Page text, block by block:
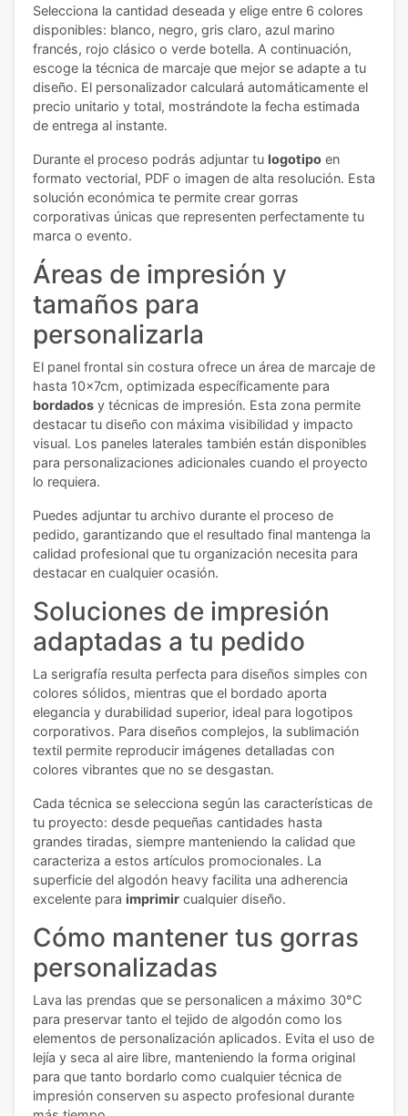
Selecciona la cantidad deseada y elige entre 6 colores
disponibles: blanco, negro, gris claro, azul marino
francés, rojo clásico o verde botella. A continuación,
escoge la técnica de marcaje que mejor se adapte a tu
diseño. El personalizador calculará automáticamente el
precio unitario y total, mostrándote la fecha estimada
de entrega al instante.
Durante el proceso podrás adjuntar tu logotipo en
formato vectorial, PDF o imagen de alta resolución. Esta
solución económica te permite crear gorras
corporativas únicas que representen perfectamente tu
marca o evento.
Áreas de impresión y
tamaños para
personalizarla
El panel frontal sin costura ofrece un área de marcaje de
hasta 10x7cm, optimizada específicamente para
bordados y técnicas de impresión. Esta zona permite
destacar tu diseño con máxima visibilidad y impacto
visual. Los paneles laterales también están disponibles
para personalizaciones adicionales cuando el proyecto
lo requiera.
Puedes adjuntar tu archivo durante el proceso de
pedido, garantizando que el resultado final mantenga la
calidad profesional que tu organización necesita para
destacar en cualquier ocasión.
Soluciones de impresión
adaptadas a tu pedido
La serigrafía resulta perfecta para diseños simples con
colores sólidos, mientras que el bordado aporta
elegancia y durabilidad superior, ideal para logotipos
corporativos. Para diseños complejos, la sublimación
textil permite reproducir imágenes detalladas con
colores vibrantes que no se desgastan.
Cada técnica se selecciona según las características de
tu proyecto: desde pequeñas cantidades hasta
grandes tiradas, siempre manteniendo la calidad que
caracteriza a estos artículos promocionales. La
superficie del algodón heavy facilita una adherencia
excelente para imprimir cualquier diseño.
Cómo mantener tus gorras
personalizadas
Lava las prendas que se personalicen a máximo 30°C
para preservar tanto el tejido de algodón como los
elementos de personalización aplicados. Evita el uso de
lejía y seca al aire libre, manteniendo la forma original
para que tanto bordarlo como cualquier técnica de
impresión conserven su aspecto profesional durante